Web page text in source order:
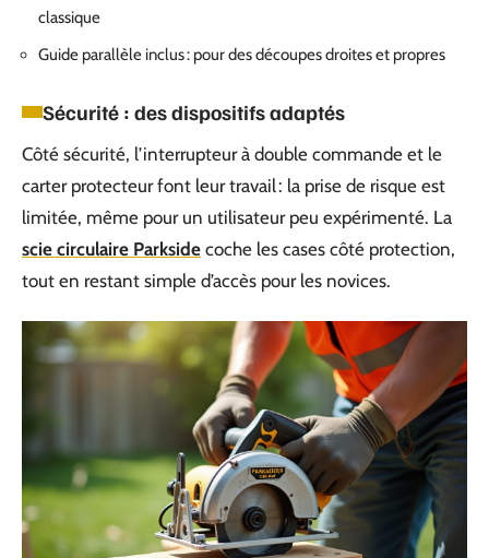
classique
Guide parallèle inclus : pour des découpes droites et propres
Sécurité : des dispositifs adaptés
Côté sécurité, l’interrupteur à double commande et le
carter protecteur font leur travail : la prise de risque est
limitée, même pour un utilisateur peu expérimenté. La
scie circulaire Parkside coche les cases côté protection,
tout en restant simple d’accès pour les novices.